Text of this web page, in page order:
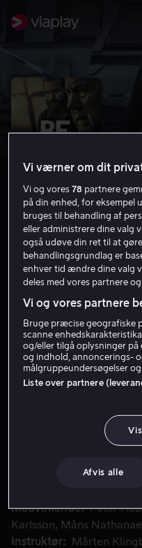
Beck 32 - Steinar
6.4 Krimi Thriller
I en udbrændt
I en udbrændt
campingplads findes et
hende, der er ofret?
Medvirkende Peter
Karlsson
Måns
Instruktør
Mårten
Vi værner om dit
Vi og vores78 partnere
på din enhed, for eksempel
bruges til behandling af
eller administrere dine valg
også udøve din ret til at
behandlingsgrundlag er
enhver tid ændre dine valg
deles med vores partnere
Vi og vores partnere
Bruge præcise geografiske
scanne
og/eller tilgå oplysninger på
og indhold, annoncerings-
målgruppeundersøgelser
Liste over partnere
Afvis alle